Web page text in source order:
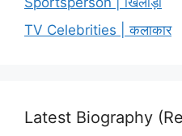
TV Celebrities | कलाकार
Latest Biography